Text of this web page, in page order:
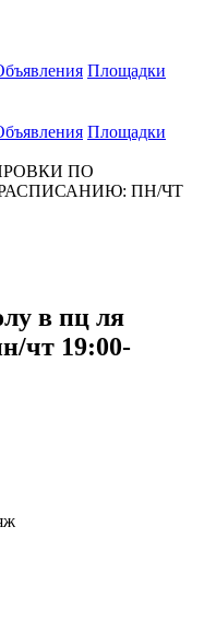
Площадки
Площадки
ПО
ПН/ЧТ
в пц ля
чт 19:00-